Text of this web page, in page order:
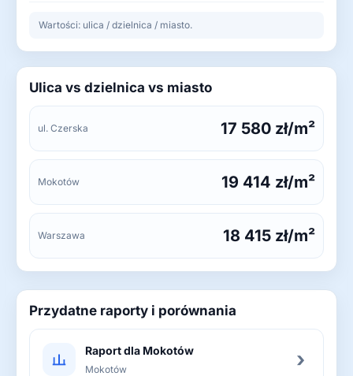
Wartości: ulica / dzielnica / miasto.
Ulica vs dzielnica vs miasto
ul. Czerska 17 580 zł/m²
Mokotów 19 414 zł/m²
Warszawa 18 415 zł/m²
Przydatne raporty i porównania
Raport dla Mokotów
Mokotów ›